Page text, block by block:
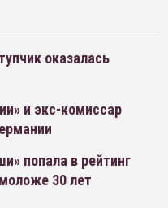
оказалась
и экс-комиссар
попала в рейтинг
30 лет